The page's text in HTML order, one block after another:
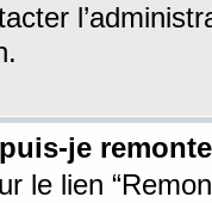
je
le lien